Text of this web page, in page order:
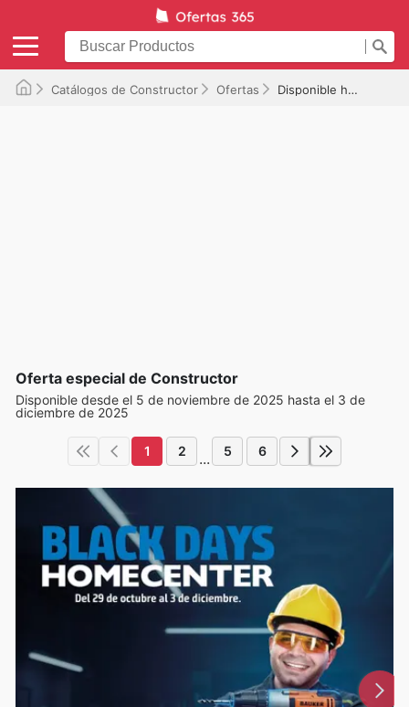
Catálogos de Constructor Ofertas Disponible hasta el 03/12/2025
Oferta especial de Constructor
Disponible desde el 5 de noviembre de 2025 hasta el 3 de
diciembre de 2025
1 2 ... 5 6